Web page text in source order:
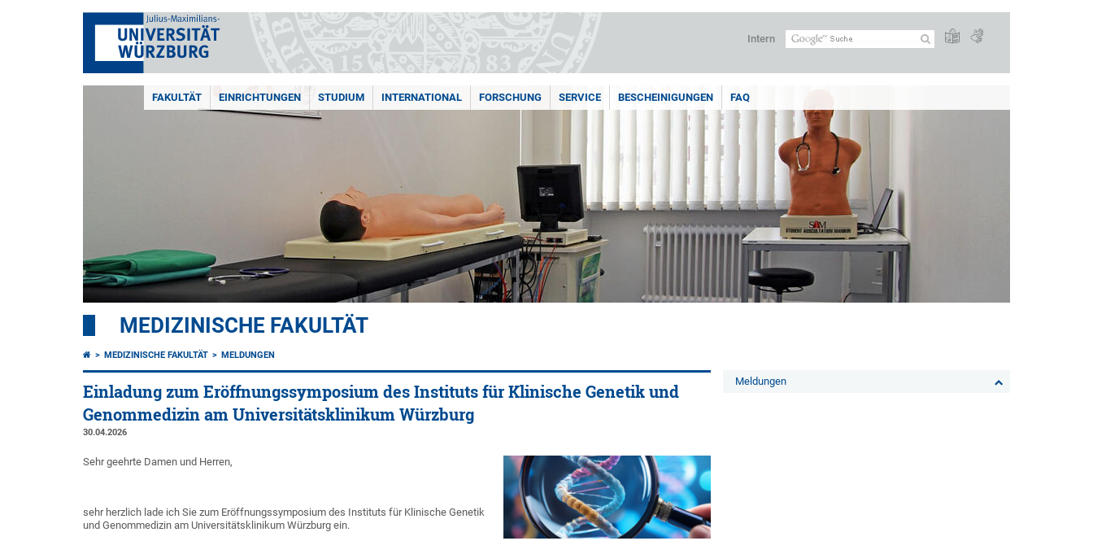
Intern
FAKULTÄT EINRICHTUNGEN STUDIUM INTERNATIONAL FORSCHUNG SERVICE BESCHEINIGUNGEN FAQ
MEDIZINISCHE FAKULTÄT
MEDIZINISCHE FAKULTÄT MELDUNGEN
Einladung zum Eröffnungssymposium des Instituts für Klinische Genetik und
Genommedizin am Universitätsklinikum Würzburg
30.04.2026
Sehr geehrte Damen und Herren,
sehr herzlich lade ich Sie zum Eröffnungssymposium des Instituts für Klinische Genetik
und Genommedizin am Universitätsklinikum Würzburg ein.
Meldungen